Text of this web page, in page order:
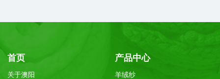
首页
关于澳阳
产品中心
羊绒纱